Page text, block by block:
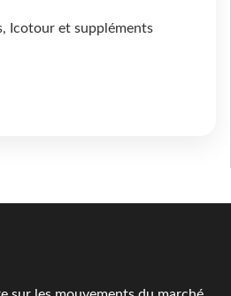
Icotour et suppléments